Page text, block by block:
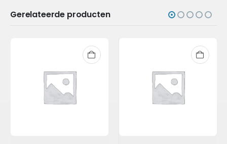
Gerelateerde producten